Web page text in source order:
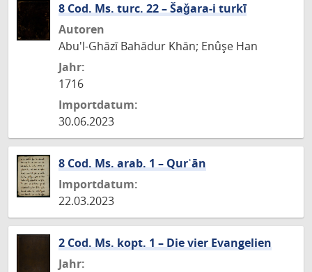
8 Cod. Ms. turc. 22 – Šaǧara-i turkī
Autoren
Abu'l-Ghāzī Bahādur Khān; Enûşe Han
Jahr:
1716
Importdatum:
30.06.2023
8 Cod. Ms. arab. 1 – Qurʾān
Importdatum:
22.03.2023
2 Cod. Ms. kopt. 1 – Die vier Evangelien
Jahr: